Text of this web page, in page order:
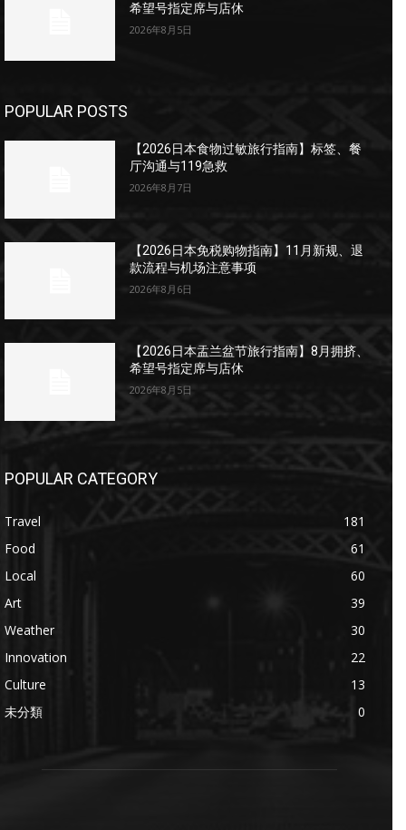
希望号指定席与店休
2026年8月5日
POPULAR POSTS
【2026日本食物过敏旅行指南】标签、餐
厅沟通与119急救
2026年8月7日
【2026日本免税购物指南】11月新规、退
款流程与机场注意事项
2026年8月6日
【2026日本盂兰盆节旅行指南】8月拥挤、
希望号指定席与店休
2026年8月5日
POPULAR CATEGORY
Travel
181
Food
61
Local
60
Art
39
Weather
30
Innovation
22
Culture
13
未分類
0